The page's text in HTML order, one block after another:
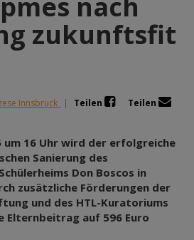
zukunftsfit
Innsbruck | Teilen
Teilen
um 16 Uhr wird der erfolgreiche
Sanierung des
Don Boscos in
zusätzliche Förderungen der
und des HTL-Kuratoriums
Elternbeitrag auf 596 Euro